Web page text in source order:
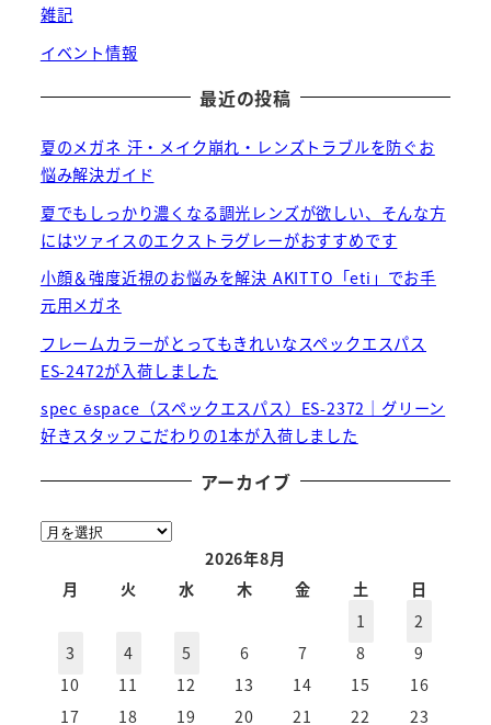
雑記
イベント情報
最近の投稿
夏のメガネ 汗・メイク崩れ・レンズトラブルを防ぐお
悩み解決ガイド
夏でもしっかり濃くなる調光レンズが欲しい、そんな方
にはツァイスのエクストラグレーがおすすめです
小顔＆強度近視のお悩みを解決 AKITTO「eti」でお手
元用メガネ
フレームカラーがとってもきれいなスペックエスパス
ES-2472が入荷しました
spec ēspace（スペックエスパス）ES-2372｜グリーン
好きスタッフこだわりの1本が入荷しました
アーカイブ
ア
2026年8月
月
火 水 木 金 土
日
1
2
3
4 5 6 7 8
9
10
11 12 13 14 15
16
17
18 19 20 21 22 23